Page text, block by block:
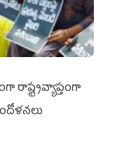
రాష్ట్రవ్యాప్తంగా